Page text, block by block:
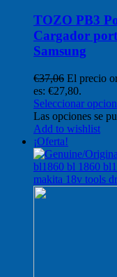
TOZO PB3
Cargador
Samsung
€37,06 El precio
es: €27,80.
Seleccionar
Las opciones se
Add to wishlist
¡Oferta!